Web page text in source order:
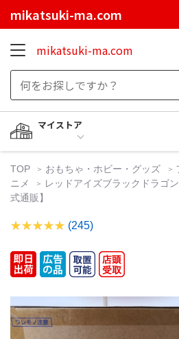
mikatsuki-ma.com
mikatsuki-ma.com
マイストア
TOP おもちゃ・ホビー・グッズ
ニメ
レッドアイズブラックドラゴ
式通販】
(245)